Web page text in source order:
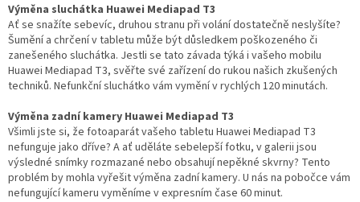
Výměna sluchátka Huawei Mediapad T3
Ať se snažíte sebevíc, druhou stranu při volání dostatečně neslyšíte?
Šumění a chrčení v tabletu může být důsledkem poškozeného či
zanešeného sluchátka. Jestli se tato závada týká i vašeho mobilu
Huawei Mediapad T3, svěřte své zařízení do rukou našich zkušených
techniků. Nefunkční sluchátko vám vymění v rychlých 120 minutách.
Výměna zadní kamery Huawei Mediapad T3
Všimli jste si, že fotoaparát vašeho tabletu Huawei Mediapad T3
nefunguje jako dříve? A ať uděláte sebelepší fotku, v galerii jsou
výsledné snímky rozmazané nebo obsahují nepěkné skvrny? Tento
problém by mohla vyřešit výměna zadní kamery. U nás na pobočce vám
nefungující kameru vyměníme v expresním čase 60 minut.